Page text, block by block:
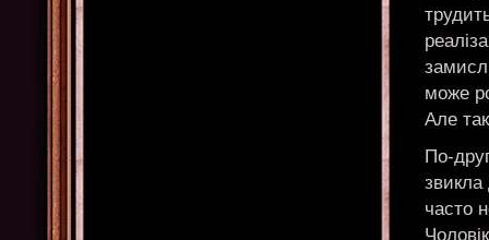
може
Але
По-
звикла
часто